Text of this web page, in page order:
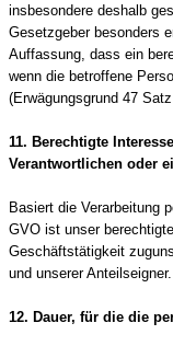
insbesondere deshalb
Gesetzgeber besonders
Auffassung, dass ein
wenn die betroffene
(Erwägungsgrund 47
11. Berechtigte
Verantwortlichen oder
Basiert die Verarbeitung
GVO ist unser
Geschäftstätigkeit
und unserer Anteilseigner.
12. Dauer, für die die